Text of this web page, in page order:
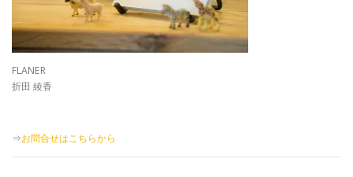
FLANER
折田 綾香
⇒お問合せはこちらから